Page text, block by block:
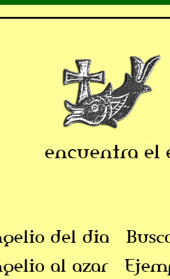
encuentra el
del dia
al azar